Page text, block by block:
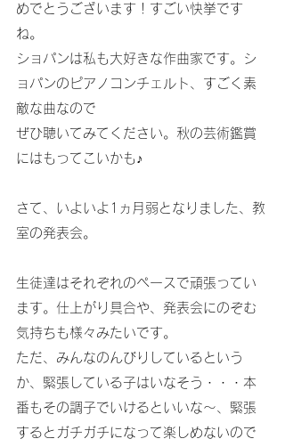
めでとうございます！すごい快挙です
ね。
ショパンは私も大好きな作曲家です。シ
ョパンのピアノコンチェルト、すごく素
敵な曲なので
ぜひ聴いてみてください。秋の芸術鑑賞
にはもってこいかも♪
さて、いよいよ1ヵ月弱となりました、教
室の発表会。
生徒達はそれぞれのペースで頑張ってい
ます。仕上がり具合や、発表会にのぞむ
気持ちも様々みたいです。
ただ、みんなのんびりしているという
か、緊張している子はいなそう・・・本
番もその調子でいけるといいな～、緊張
するとガチガチになって楽しめないので